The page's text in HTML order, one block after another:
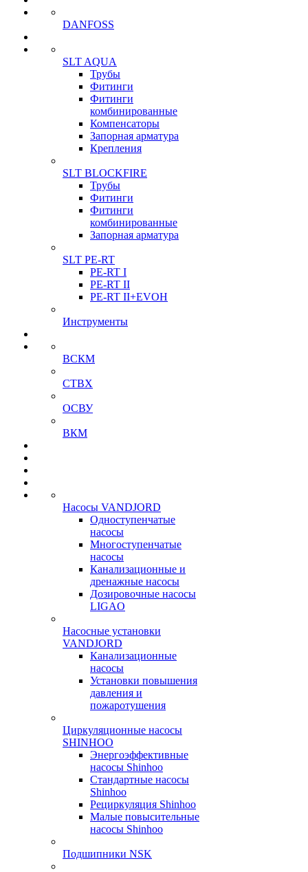
DANFOSS
SLT AQUA
Трубы
Фитинги
Фитинги
комбинированные
Компенсаторы
Запорная арматура
Крепления
SLT BLOCKFIRE
Трубы
Фитинги
Фитинги
комбинированные
Запорная арматура
SLT PE-RT
PE-RT I
PE-RT II
PE-RT II+EVOH
Инструменты
ВСКМ
СТВХ
ОСВУ
ВКМ
Насосы VANDJORD
Одноступенчатые
насосы
Многоступенчатые
насосы
Канализационные и
дренажные насосы
Дозировочные насосы
LIGAO
Насосные установки
VANDJORD
Канализационные
насосы
Установки повышения
давления и
пожаротушения
Циркуляционные насосы
SHINHOO
Энергоэффективные
насосы Shinhoo
Стандартные насосы
Shinhoo
Рециркуляция Shinhoo
Малые повысительные
насосы Shinhoo
Подшипники NSK